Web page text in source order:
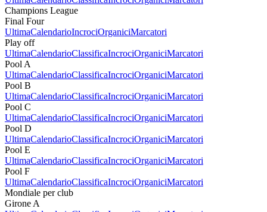
Champions League
Final Four
UltimaCalendarioIncrociOrganiciMarcatori
Play off
UltimaCalendarioClassificaIncrociOrganiciMarcatori
Pool A
UltimaCalendarioClassificaIncrociOrganiciMarcatori
Pool B
UltimaCalendarioClassificaIncrociOrganiciMarcatori
Pool C
UltimaCalendarioClassificaIncrociOrganiciMarcatori
Pool D
UltimaCalendarioClassificaIncrociOrganiciMarcatori
Pool E
UltimaCalendarioClassificaIncrociOrganiciMarcatori
Pool F
UltimaCalendarioClassificaIncrociOrganiciMarcatori
Mondiale per club
Girone A